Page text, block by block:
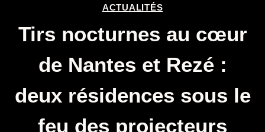
ACTUALITÉS
Tirs nocturnes au cœur
de Nantes et Rezé :
deux résidences sous le
feu des projecteurs